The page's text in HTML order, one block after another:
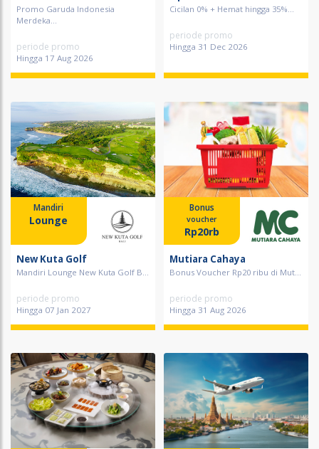
Promo Garuda Indonesia
Merdeka...
periode promo
Hingga 17 Aug 2026
Cicilan 0% + Hemat hingga 35%...
periode promo
Hingga 31 Dec 2026
Mandiri
Lounge
New Kuta Golf
Mandiri Lounge New Kuta Golf B...
periode promo
Hingga 07 Jan 2027
Bonus
voucher
Rp20rb
Mutiara Cahaya
Bonus Voucher Rp20 ribu di Mut...
periode promo
Hingga 31 Aug 2026